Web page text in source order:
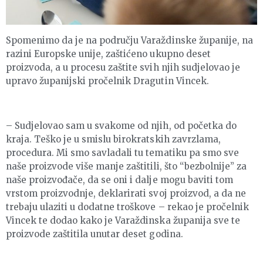
Spomenimo da je na području Varaždinske županije, na
razini Europske unije, zaštićeno ukupno deset
proizvoda, a u procesu zaštite svih njih sudjelovao je
upravo županijski pročelnik Dragutin Vincek.
– Sudjelovao sam u svakome od njih, od početka do
kraja. Teško je u smislu birokratskih zavrzlama,
procedura. Mi smo savladali tu tematiku pa smo sve
naše proizvode više manje zaštitili, što “bezbolnije” za
naše proizvođače, da se oni i dalje mogu baviti tom
vrstom proizvodnje, deklarirati svoj proizvod, a da ne
trebaju ulaziti u dodatne troškove – rekao je pročelnik
Vincek te dodao kako je Varaždinska županija sve te
proizvode zaštitila unutar deset godina.